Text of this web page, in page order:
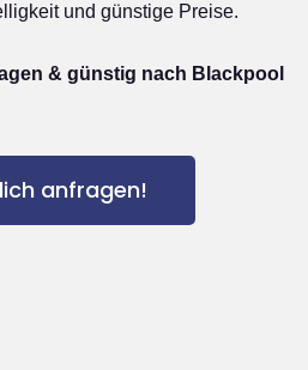
und günstige Preise.
& günstig nach Blackpool
anfragen!